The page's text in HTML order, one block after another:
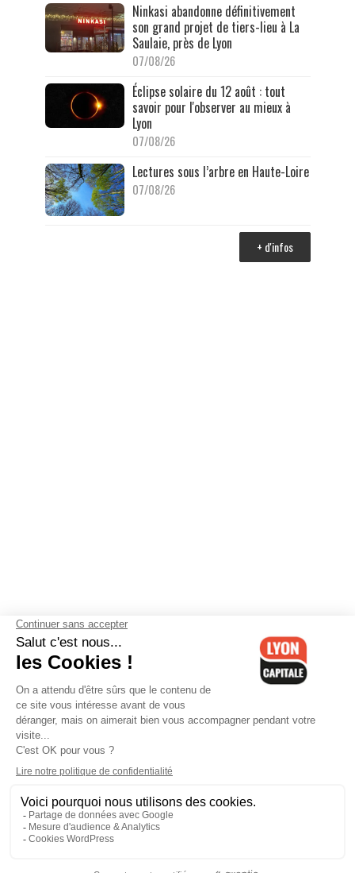
Ninkasi abandonne définitivement
son grand projet de tiers-lieu à La
Saulaie, près de Lyon
07/08/26
Éclipse solaire du 12 août : tout
savoir pour l'observer au mieux à
Lyon
07/08/26
Lectures sous l’arbre en Haute-Loire
07/08/26
+ d'infos
Contactez-nous-Mentions légales-CGV-Politique de
confidentialité-Gestion des cookies